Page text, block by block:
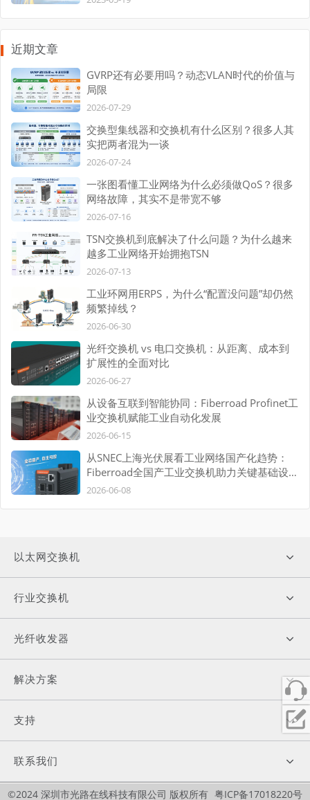
近期文章
GVRP还有必要用吗？动态VLAN时代的价值与
局限
2026-07-29
交换型集线器和交换机有什么区别？很多人其
实把两者混为一谈
2026-07-24
一张图看懂工业网络为什么必须做QoS？很多
网络故障，其实不是带宽不够
2026-07-16
TSN交换机到底解决了什么问题？为什么越来
越多工业网络开始拥抱TSN
2026-07-13
工业环网用ERPS，为什么“配置没问题”却仍然
频繁掉线？
2026-06-30
光纤交换机 vs 电口交换机：从距离、成本到
扩展性的全面对比
2026-06-27
从设备互联到智能协同：Fiberroad Profinet工
业交换机赋能工业自动化发展
2026-06-15
从SNEC上海光伏展看工业网络国产化趋势：
Fiberroad全国产工业交换机助力关键基础设施
自主可控
2026-06-08
以太网交换机
行业交换机
光纤收发器
解决方案
支持
联系我们
©2024 深圳市光路在线科技有限公司 版权所有 粤ICP备17018220号